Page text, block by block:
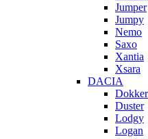
Jumper
Jumpy
Nemo
Saxo
Xantia
Xsara
DACIA
Dokker
Duster
Lodgy
Logan